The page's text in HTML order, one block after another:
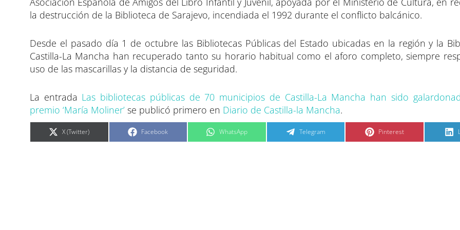
la destrucción de la Biblioteca de Sarajevo, incendiada el 1992 durante el conflicto balcánico.
Desde el pasado día 1 de octubre las Bibliotecas Públicas del Estado ubicadas en la región y la
Castilla-La Mancha han recuperado tanto su horario habitual como el aforo completo, siempre
uso de las mascarillas y la distancia de seguridad.
La entrada Las bibliotecas públicas de 70 municipios de Castilla-La Mancha han sido
premio ‘María Moliner’ se publicó primero en Diario de Castilla-la Mancha.
C
m
X (Twitter) C
m
Facebook C
m
WhatsApp C
m
Telegram C
m
Pinterest C